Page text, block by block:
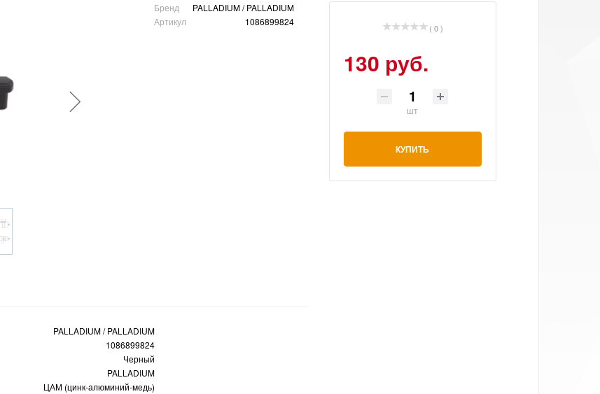
Бренд
PALLADIUM / PALLADIUM
Артикул
1086899824
( 0 )
130 руб.
шт
КУПИТЬ
PALLADIUM / PALLADIUM
1086899824
Черный
PALLADIUM
ЦАМ (цинк-алюминий-медь)